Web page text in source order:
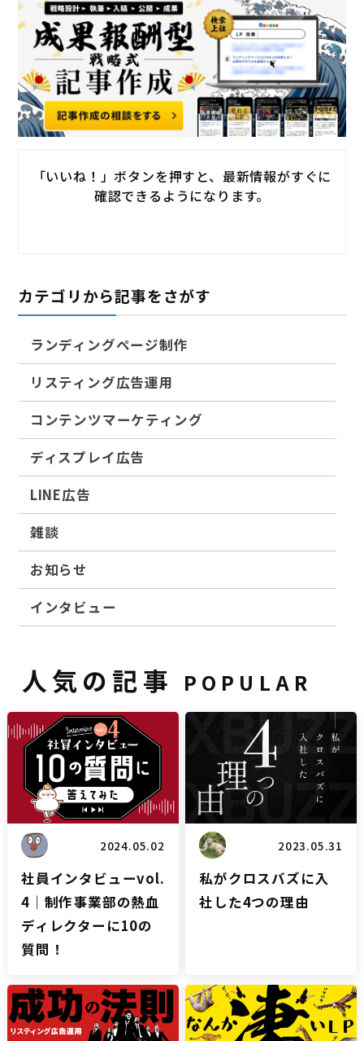
「いいね！」ボタンを押すと、最新情報がすぐに
確認できるようになります。
カテゴリから記事をさがす
ランディングページ制作
リスティング広告運用
コンテンツマーケティング
ディスプレイ広告
LINE広告
雑談
お知らせ
インタビュー
人気の記事 POPULAR
雑談
2024.05.02
社員インタビューvol.
4｜制作事業部の熱血
ディレクターに10の
質問！
ブログ
2023.05.31
私がクロスバズに入
社した4つの理由
リスティングブログ LPブログ